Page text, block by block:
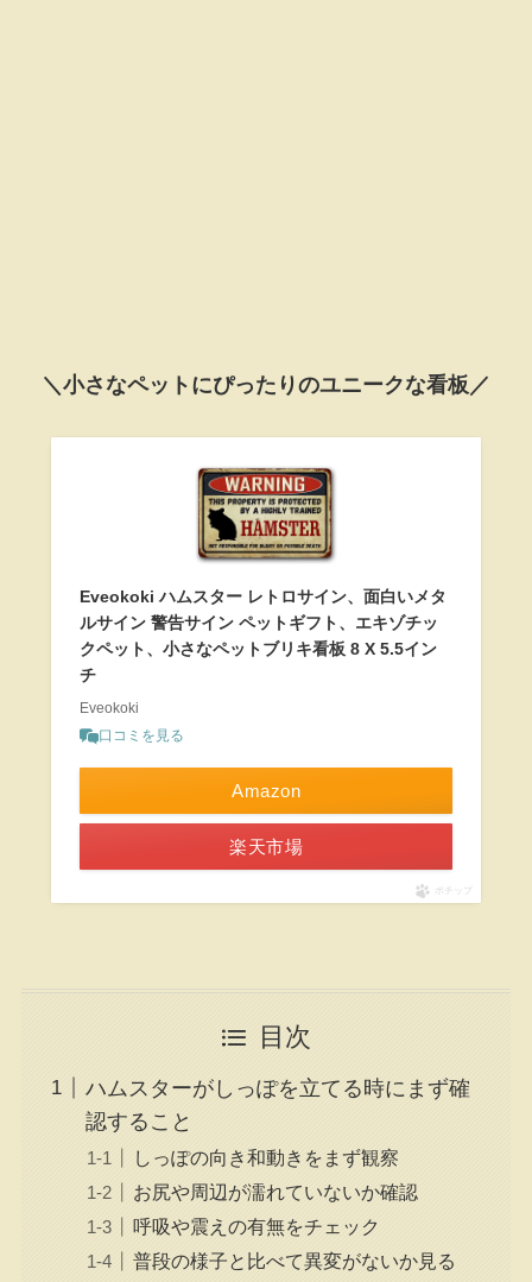
＼小さなペットにぴったりのユニークな看板／
Eveokoki ハムスター レトロサイン、面白いメタ
ルサイン 警告サイン ペットギフト、エキゾチッ
クペット、小さなペットブリキ看板 8 X 5.5イン
チ
Eveokoki
口コミを見る
Amazon
楽天市場
ポチップ
目次
ハムスターがしっぽを立てる時にまず確
認すること
しっぽの向き和動きをまず観察
お尻や周辺が濡れていないか確認
呼吸や震えの有無をチェック
普段の様子と比べて異変がないか見る